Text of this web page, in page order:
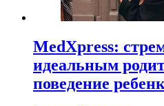
MedXpress:
идеальным
поведение